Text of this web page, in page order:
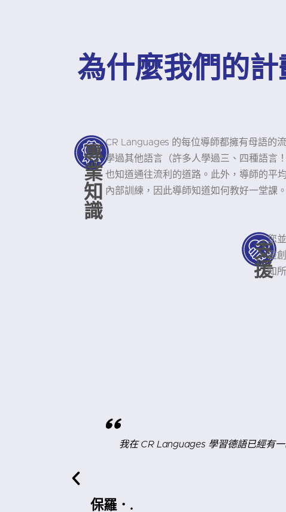
為什麼我們的計
專
業
知
識
CR Languages 的每位導師都擁有母語的
學過其他語言（許多人學過三、四種語言
也知道通往流利的道路。此外，導師的平
內部訓練，因此導師知道如何教好一堂課
支
援
您
是
知
" 上完課之後，我總是覺得我花的時間和
論一些事情。這能讓我立即看到自己可以